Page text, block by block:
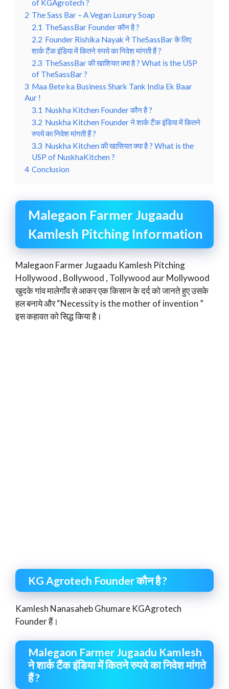
of KGAgrotech ?
2 The Sass Bar – A Vegan Luxury Soap
2.1 TheSassBar Founder कौन है ?
2.2 Founder Rishika Nayak ने TheSassBar के लिए
शार्क टैंक इंडिया में कितने रुपये का निवेश मांगती हैं ?
2.3 TheSassBar की खाशियत क्या है ? What is the USP
of TheSassBar ?
3 Maa Bete ka Business Shark Tank India Ek Baar
Aur !
3.1 Nuskha Kitchen Founder कौन है ?
3.2 Nuskha Kitchen Founder ने शार्क टैंक इंडिया में कितने
रुपये का निवेश मांगती हैं ?
3.3 Nuskha Kitchen की खासियत क्या है ? What is the
USP of NuskhaKitchen ?
4 Conclusion
Malegaon Farmer Jugaadu
Kamlesh Pitching Information
Malegaon Farmer Jugaadu Kamlesh Pitching
Hollywood , Bollywood , Tollywood aur Mollywood
खुदके गांव मालेगाँव से आकर एक किसान के दर्द को जानते हुए उसके
हल बनाये और “Necessity is the mother of invention ”
इस कहावत को सिद्ध किया है।
KG Agrotech Founder कौन है ?
Kamlesh Nanasaheb Ghumare KGAgrotech
Founder हैं।
Malegaon Farmer Jugaadu Kamlesh
ने शार्क टैंक इंडिया में कितने रुपये का निवेश मांगते
हैं ?